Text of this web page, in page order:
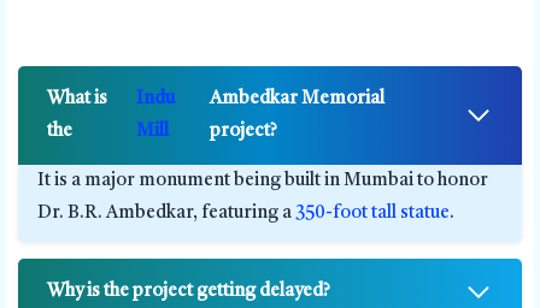
What is
the
Indu
Mill
Ambedkar Memorial
project?
It is a major monument being built in Mumbai to honor
Dr. B.R. Ambedkar, featuring a 350-foot tall statue.
Why is the project getting delayed?